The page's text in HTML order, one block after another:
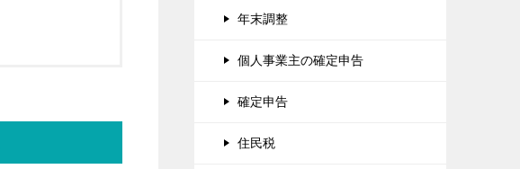
年末調整
個人事業主の確定申告
確定申告
住民税